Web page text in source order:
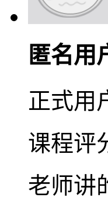
匿名用
正式用
课程评
老师讲